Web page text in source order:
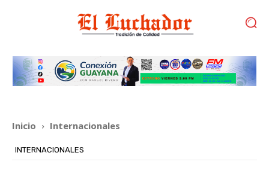
Inicio Internacionales
INTERNACIONALES